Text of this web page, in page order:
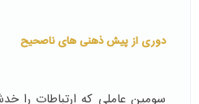
دوری از پیش ذهنی های ناصحیح
سومین عاملی که ارتباطات را